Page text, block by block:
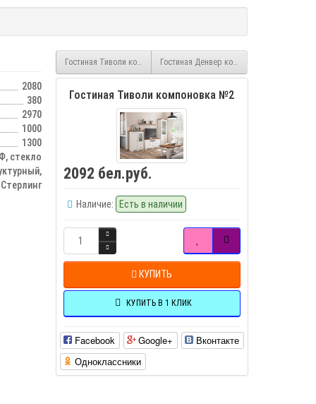
2080
380
2970
1000
1300
стекло
Гостиная Тиволи компоновка №1Гостиная Денвер компоновка 1
Гостиная Тиволи компоновка №2
2092 бел.руб.
Наличие: Есть в наличии
КУПИТЬ
КУПИТЬ В 1 КЛИК
Facebook Google+
Вконтакте
Одноклассники